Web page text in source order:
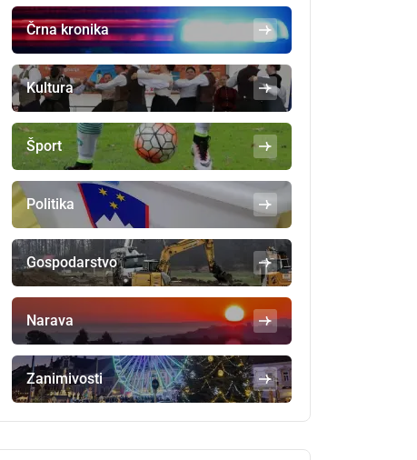
Črna kronika
Kultura
Šport
Politika
Gospodarstvo
Narava
Zanimivosti